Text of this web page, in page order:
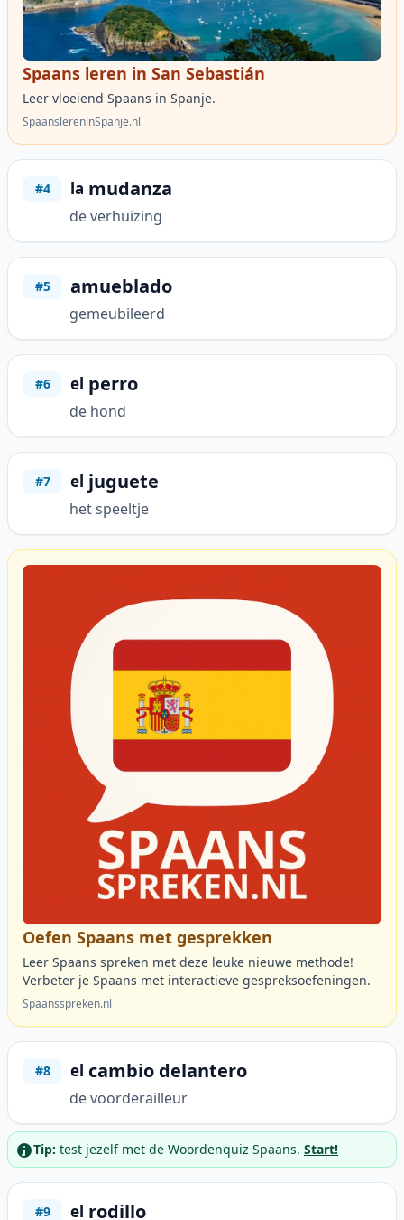
Spaans leren in San Sebastián
Leer vloeiend Spaans in Spanje.
SpaanslereninSpanje.nl
#4 la mudanza
de verhuizing
#5 amueblado
gemeubileerd
#6 el perro
de hond
#7 el juguete
het speeltje
Oefen Spaans met gesprekken
Leer Spaans spreken met deze leuke nieuwe methode!
Verbeter je Spaans met interactieve gespreksoefeningen.
Spaansspreken.nl
#8 el cambio delantero
de voorderailleur
Tip: test jezelf met de Woordenquiz Spaans. Start!
#9 el rodillo